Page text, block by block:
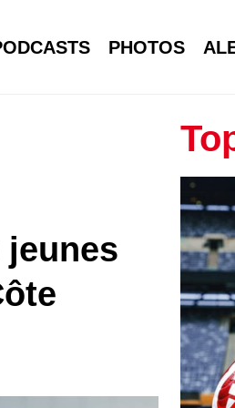
PHOTOS
jeunes